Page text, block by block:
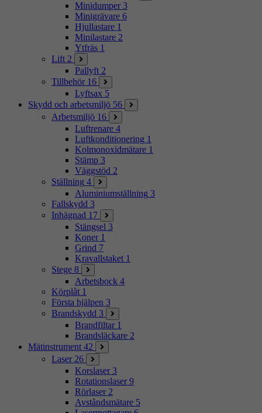
Minidumper 3
Minigrävare 6
Hjullastare 1
Minilastare 2
Ytfräs 1
Lift 2
Pallyft 2
Tillbehör 16
Lyftsax 5
Skydd och arbetsmiljö 56
Arbetsmiljö 16
Luftrenare 4
Luftkonditionering 1
Kolmonoxidmätare 1
Stämp 3
Väggstöd 2
Ställning 4
Aluminiumställning 3
Fallskydd 3
Inhägnad 17
Stängsel 3
Koner 1
Grind 7
Kravallstaket 1
Stege 8
Arbetsbock 4
Körplåt 1
Första hjälpen 3
Brandskydd 3
Brandfiltar 1
Brandsläckare 2
Mätinstrument 42
Laser 26
Korslaser 3
Rotationslaser 9
Rörlaser 2
Avståndsmätare 5